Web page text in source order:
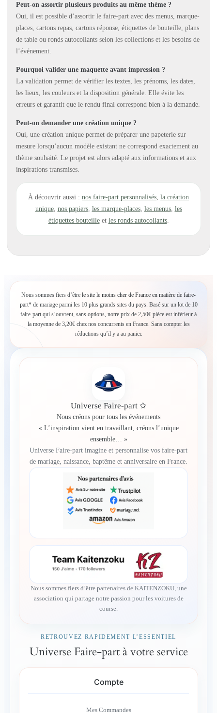
Peut-on assortir plusieurs produits au même thème ?
Oui, il est possible d’assortir le faire-part avec des menus, marque-
places, cartons repas, cartons réponse, étiquettes de bouteille, plans
de table ou ronds autocollants selon les collections et les besoins de
l’événement.
Pourquoi valider une maquette avant impression ?
La validation permet de vérifier les textes, les prénoms, les dates,
les lieux, les couleurs et la disposition générale. Elle évite les
erreurs et garantit que le rendu final correspond bien à la demande.
Peut-on demander une création unique ?
Oui, une création unique permet de préparer une papeterie sur
mesure lorsqu’aucun modèle existant ne correspond exactement au
thème souhaité. Le projet est alors adapté aux informations et aux
inspirations transmises.
À découvrir aussi : nos faire-part personnalisés, la création
unique, nos papiers, les marque-places, les menus, les
étiquettes bouteilleet les ronds autocollants.
Nous sommes fiers d’être le site le moins cher de France en matière de faire-
part*de mariage parmi les 10 plus grands sites du pays. Basé sur un lot de 10
faire-part qui s’ouvrent, sans options, notre prix de 2,50€ pièce est inférieur à
la moyenne de 3,20€ chez nos concurrents en France. Sans compter les
réductions qu’il y a au panier.
Universe Faire-part ✩
Nous créons pour tous les événements
« L’inspiration vient en travaillant, créons l’unique
ensemble… »
Universe Faire-part imagine et personnalise vos faire-part
de mariage, naissance, baptême et anniversaire en France.
Nous sommes fiers d’être partenaires de KAITENZOKU, une
association qui partage notre passion pour les voitures de
course.
RETROUVEZ RAPIDEMENT L’ESSENTIEL
Universe Faire-part à votre service
Compte
Mes Commandes